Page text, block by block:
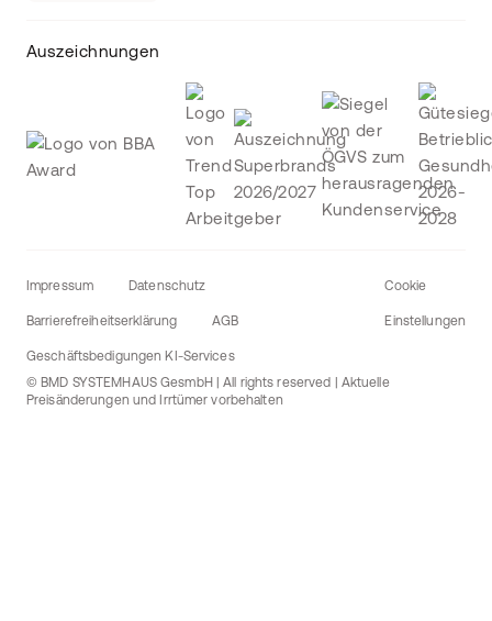
Auszeichnungen
Impressum Datenschutz
Barrierefreiheitserklärung AGB
Geschäftsbedigungen KI-Services
Cookie
Einstellungen
© BMD SYSTEMHAUS GesmbH | All rights reserved | Aktuelle
Preisänderungen und Irrtümer vorbehalten